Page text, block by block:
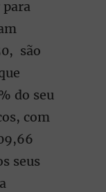
são
do seu
com
seus